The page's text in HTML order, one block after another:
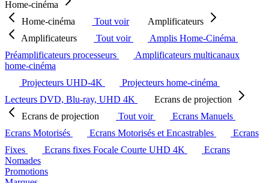
Home-cinéma
Home-cinéma
Tout voir
Amplificateurs
Amplificateurs
Tout voir
Amplis Home-Cinéma
Préamplificateurs processeurs
Amplificateurs multicanaux
home-cinéma
Projecteurs UHD-4K
Projecteurs home-cinéma
Lecteurs DVD, Blu-ray, UHD 4K
Ecrans de projection
Ecrans de projection
Tout voir
Ecrans Manuels
Ecrans Motorisés
Ecrans Motorisés et Encastrables
Ecrans
Fixes
Ecrans fixes Focale Courte UHD 4K
Ecrans
Nomades
Promotions